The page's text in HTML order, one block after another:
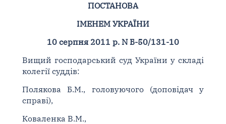
ПОСТАНОВА
ІМЕНЕМ УКРАЇНИ
10 серпня 2011 р. N Б-50/131-10
Вищий господарський суд України у складі
колегії суддів:
Полякова Б.М., головуючого (доповідач у
справі),
Коваленка В.М.,